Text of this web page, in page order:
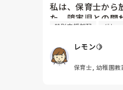
私は、保育士から
た。障害児との関
は、加配はなか
は、ありますか⁇
特別支援加配 グレー
レモン🍋
保育士, 幼稚園